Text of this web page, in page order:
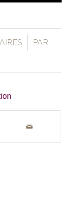
PAR